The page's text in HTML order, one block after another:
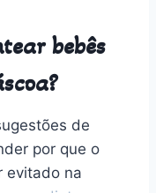
bebês
de
por que o
evitado na